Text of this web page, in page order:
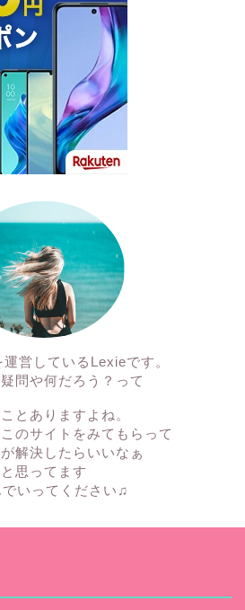
営しているLexieです。
問や何だろう？って
とありますよね。
のサイトをみてもらって
解決したらいいなぁ
と思ってます
いってください♫